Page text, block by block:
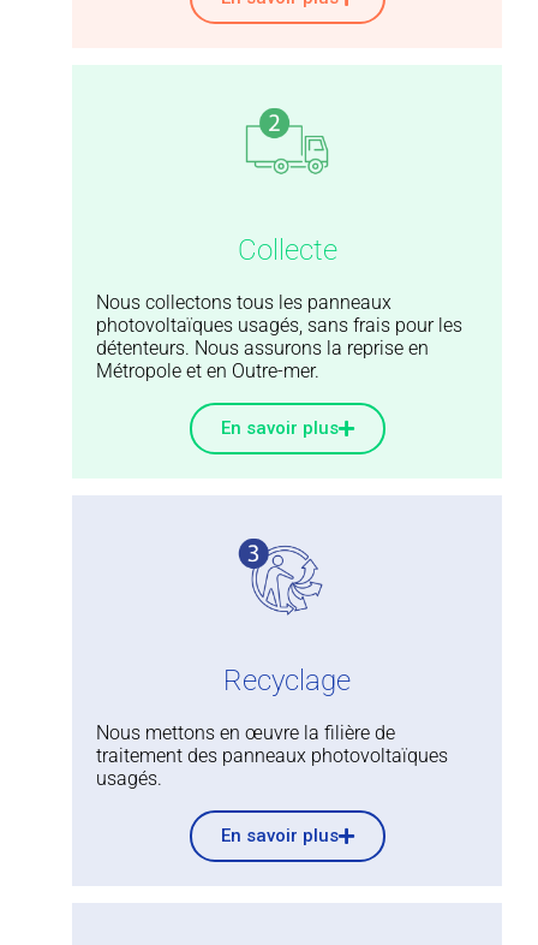
Collecte
Nous collectons tous les panneaux
photovoltaïques usagés, sans frais pour les
détenteurs. Nous assurons la reprise en
Métropole et en Outre-mer.
En savoir plus
Recyclage
Nous mettons en œuvre la filière de
traitement des panneaux photovoltaïques
usagés.
En savoir plus